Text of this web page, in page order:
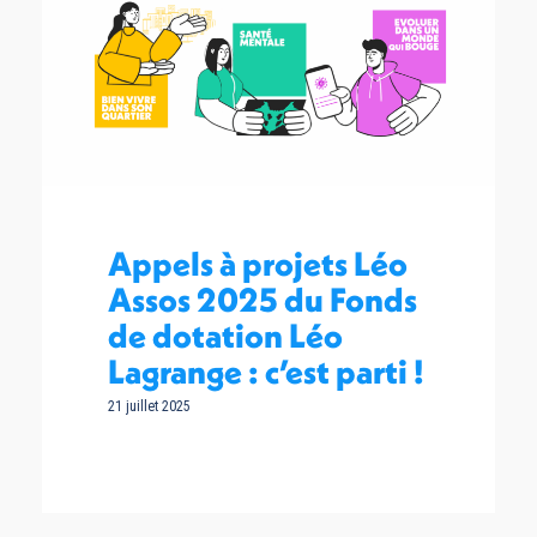
Appels à projets Léo
Assos 2025 du Fonds
de dotation Léo
Lagrange : c’est parti !
21 juillet 2025